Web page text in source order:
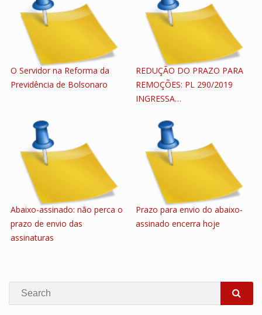
O Servidor na Reforma da
Previdência de Bolsonaro
REDUÇÃO DO PRAZO PARA
REMOÇÕES: PL 290/2019
INGRESSA…
Abaixo-assinado: não perca o
prazo de envio das
assinaturas
Prazo para envio do abaixo-
assinado encerra hoje
Search